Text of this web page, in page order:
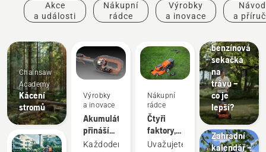
Akce
a události
Nákupní
rádce
Výrobky
a inovace
a
Chainsaw
Academy
Kácení
stromů
Výrobky
a inovace
Akumulátor
přináší
nižší
Každodenní
Nákupní
rádce
Čtyři
faktory,
které
Uvažujete
benzínová
sekačka
na
trávu –
co je
lepší?
Návody
a příručky
Zahradní
kalendář –